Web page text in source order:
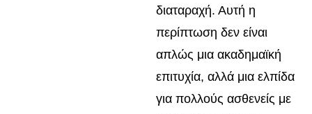
διαταραχή. Αυτή η
περίπτωση δεν είναι
απλώς μια ακαδημαϊκή
επιτυχία, αλλά μια ελπίδα
για πολλούς ασθενείς με